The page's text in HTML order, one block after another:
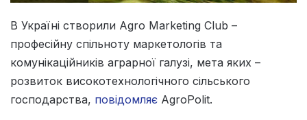
В Україні створили Agro Marketing Club –
професійну спільноту маркетологів та
комунікаційників аграрної галузі, мета яких –
розвиток високотехнологічного сільського
господарства, повідомляє AgroPolit.